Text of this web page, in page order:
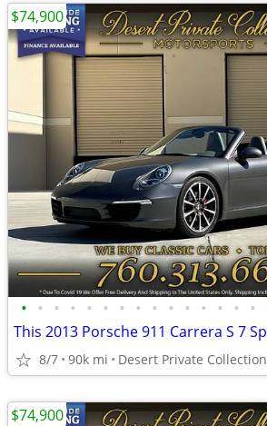
• • • • • • • • • • • • • • •
8/7 90k mi Desert Private
$74,900
$74,900